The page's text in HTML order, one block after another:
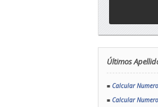
Últimos
■ Calcular
■ Calcular